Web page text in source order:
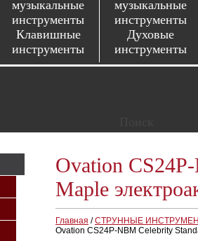
Клавишные
инструменты
Духовые
инструменты
Ovation
Maple
Главная /СТРУННЫЕ
Ovation CS24P-NBM Celebrity